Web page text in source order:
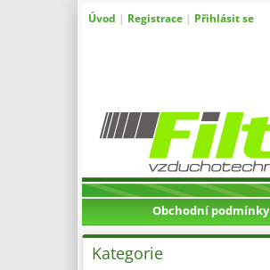
Úvod | Registrace | Přihlásit se
Obchodní podmínky
Kategorie